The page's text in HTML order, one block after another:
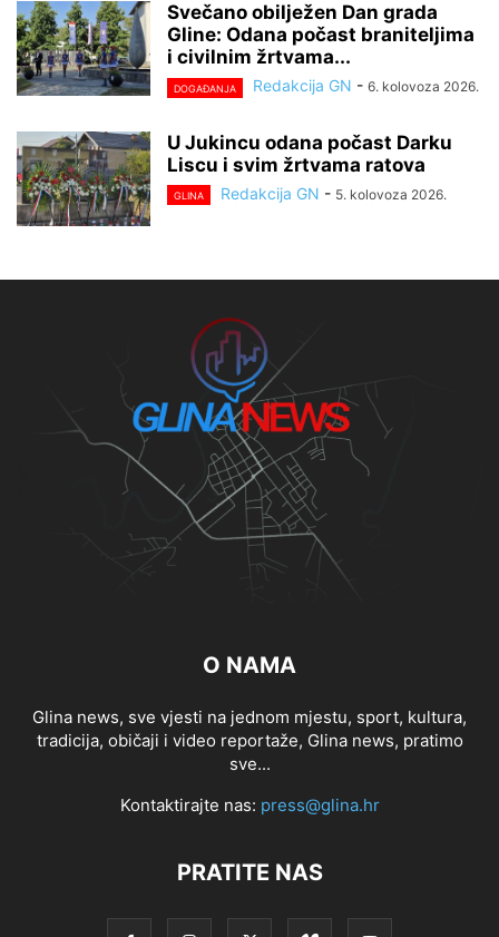
Svečano obilježen Dan grada
Gline: Odana počast braniteljima
i civilnim žrtvama...
DOGAĐANJA Redakcija GN - 6. kolovoza 2026.
U Jukincu odana počast Darku
Liscu i svim žrtvama ratova
GLINA Redakcija GN - 5. kolovoza 2026.
O NAMA
Glina news, sve vjesti na jednom mjestu, sport, kultura,
tradicija, običaji i video reportaže, Glina news, pratimo
sve...
Kontaktirajte nas: press@glina.hr
PRATITE NAS